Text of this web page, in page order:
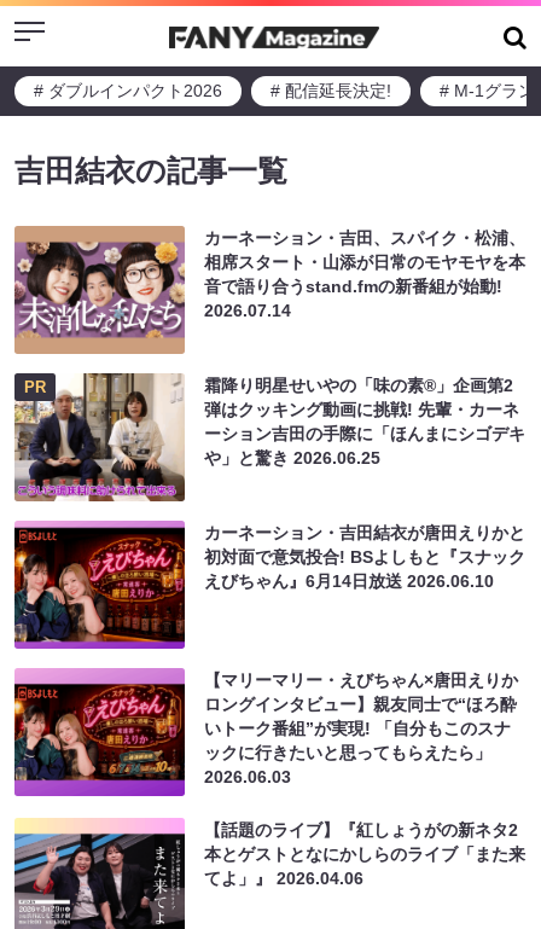
Menu
# ダブルインパクト2026 # 配信延長決定! # M-1グラン
吉田結衣の記事一覧
カーネーション・吉田、スパイク・松浦、
相席スタート・山添が日常のモヤモヤを本
音で語り合うstand.fmの新番組が始動!
2026.07.14
PR
霜降り明星せいやの「味の素®」企画第2
弾はクッキング動画に挑戦! 先輩・カーネ
ーション吉田の手際に「ほんまにシゴデキ
や」と驚き2026.06.25
カーネーション・吉田結衣が唐田えりかと
初対面で意気投合! BSよしもと『スナック
えびちゃん』6月14日放送2026.06.10
【マリーマリー・えびちゃん×唐田えりか
ロングインタビュー】親友同士で“ほろ酔
いトーク番組”が実現! 「自分もこのスナ
ックに行きたいと思ってもらえたら」
2026.06.03
【話題のライブ】『紅しょうがの新ネタ2
本とゲストとなにかしらのライブ「また来
てよ」』2026.04.06